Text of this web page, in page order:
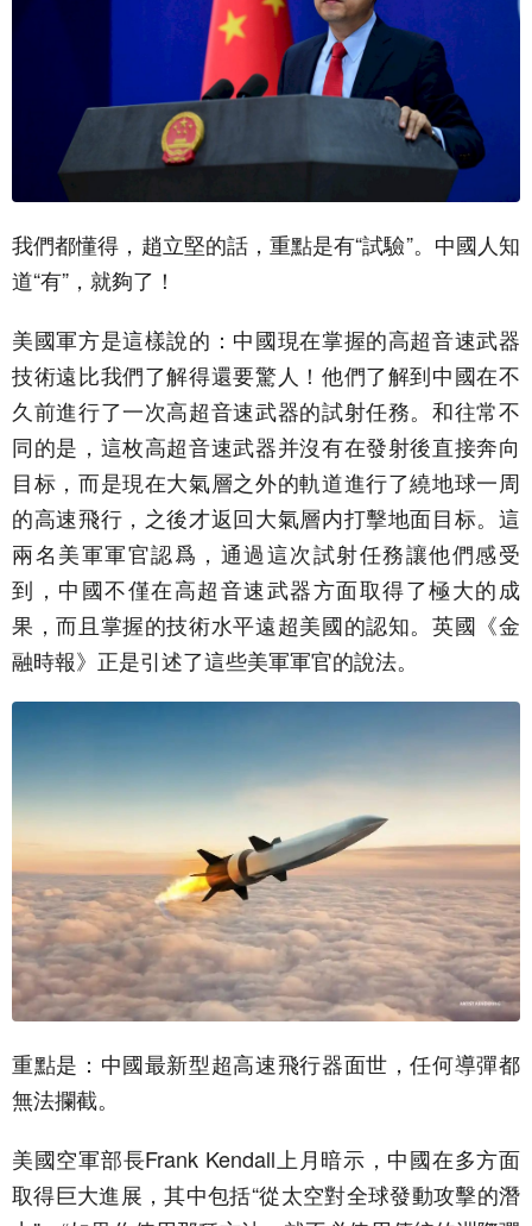
我們都懂得，趙立堅的話，重點是有“試驗”。中國人知
道“有”，就夠了！
美國軍方是這樣說的：中國現在掌握的高超音速武器
技術遠比我們了解得還要驚人！他們了解到中國在不
久前進行了一次高超音速武器的試射任務。和往常不
同的是，這枚高超音速武器并沒有在發射後直接奔向
目标，而是現在大氣層之外的軌道進行了繞地球一周
的高速飛行，之後才返回大氣層内打擊地面目标。這
兩名美軍軍官認爲，通過這次試射任務讓他們感受
到，中國不僅在高超音速武器方面取得了極大的成
果，而且掌握的技術水平遠超美國的認知。英國《金
融時報》正是引述了這些美軍軍官的說法。
重點是：中國最新型超高速飛行器面世，任何導彈都
無法攔截。
美國空軍部長Frank Kendall上月暗示，中國在多方面
取得巨大進展，其中包括“從太空對全球發動攻擊的潛